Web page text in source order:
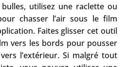
utilisez une raclette ou
chasser l’air sous le film
Faites glisser cet outil
vers les bords pour pousser
l’extérieur. Si malgré tout